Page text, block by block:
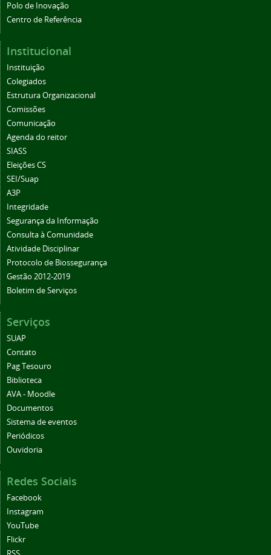
Polo de Inovação
Centro de Referência
Institucional
Instituição
Colegiados
Estrutura Organizacional
Comissões
Comunicação
Agenda do reitor
SIASS
Eleições CS
SEI/Suap
A3P
Integridade
Segurança da Informação
Consulta à Comunidade
Atividade Disciplinar
Protocolo de Biossegurança
Gestão 2012-2019
Boletim de Serviços
Serviços
SUAP
Contato
Pag Tesouro
Biblioteca
AVA - Moodle
Documentos
Sistema de eventos
Periódicos
Ouvidoria
Redes Sociais
Facebook
Instagram
YouTube
Flickr